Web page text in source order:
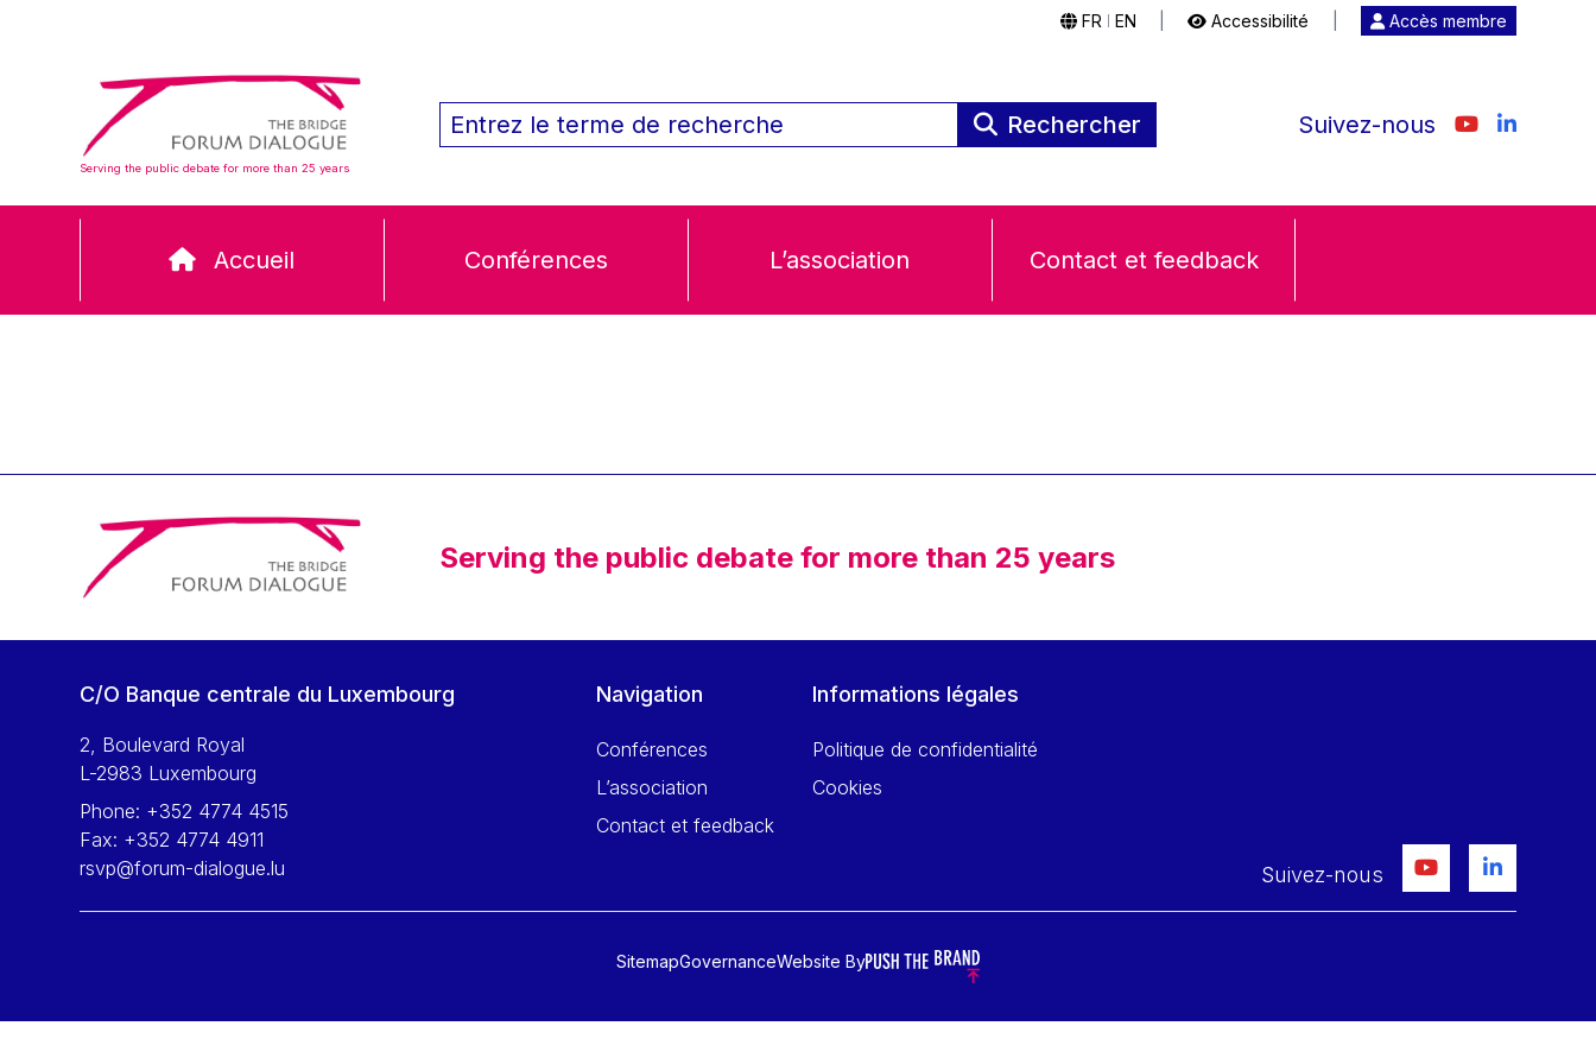
FR EN Accessibilité Accès membre
Serving the public debate for more than 25 years
Rechercher Suivez-nous
Accueil Conférences L’association Contact et feedback
Serving the public debate for more than 25 years
C/O Banque centrale du Luxembourg
2, Boulevard Royal
L-2983 Luxembourg
Phone: +352 4774 4515
Fax: +352 4774 4911
rsvp@forum-dialogue.lu
Navigation
Conférences
L’association
Contact et feedback
Informations légales
Politique de confidentialité
Cookies
Suivez-nous
SitemapGovernanceWebsite By